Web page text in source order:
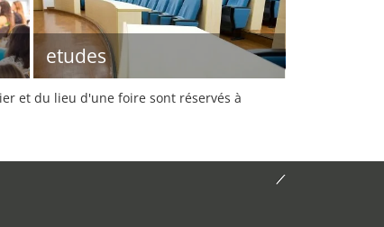
etudes
et du lieu d'une foire sont réservés à